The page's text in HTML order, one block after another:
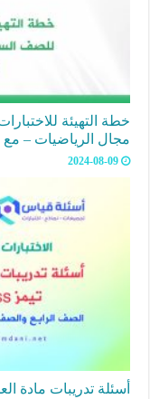
خطة التهيئة
مجال الرياضيات –
2024-08-09